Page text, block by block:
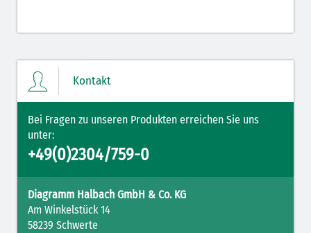
Kontakt
Bei Fragen zu unseren Produkten erreichen Sie uns
unter:
+49(0)2304/759-0
Diagramm Halbach GmbH & Co. KG
Am Winkelstück 14
58239 Schwerte